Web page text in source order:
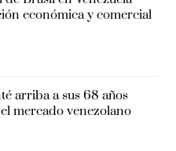
económica y comercial
arriba a sus 68 años
mercado venezolano